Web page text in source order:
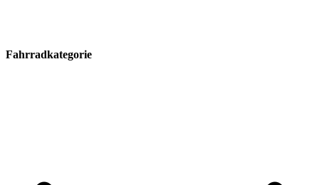
Fahrradkategorie